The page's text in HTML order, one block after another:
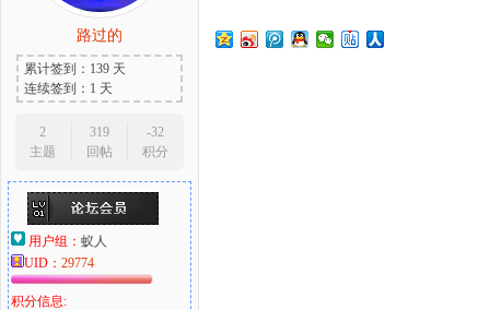
爱
路过的
累计签到：139 天
连续签到：1 天
2
主题
319
回帖
-32
积分
用户组： 蚁人
UID： 29774
积分信息: